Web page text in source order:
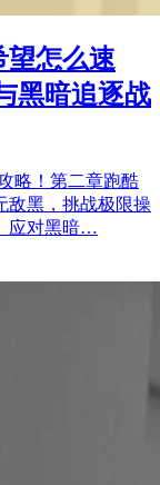
望怎么速
黑暗追逐战
略！第二章跑酷
敌黑，挑战极限操
应对黑暗…